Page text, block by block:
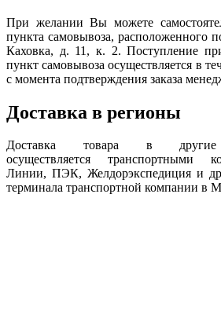
При желании Вы можете
пункта самовывоза, расположенного
Каховка, д. 11, к. 2. Поступление
пункт самовывоза осуществляется в
с момента подтверждения заказа
Доставка в регионы
Доставка товара в
осуществляется транспортными
Линии, ПЭК, Желдорэкспедиция и
терминала транспортной компании в